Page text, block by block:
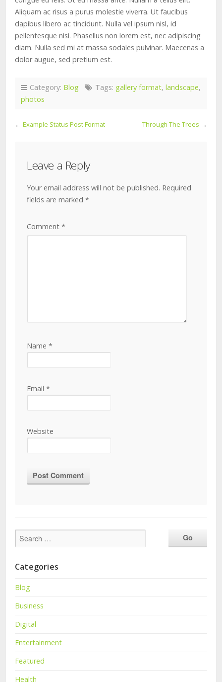
Aliquam ac risus a purus molestie viverra. Ut faucibus
dapibus libero ac tincidunt. Nulla vel ipsum nisl, id
pellentesque nisi. Phasellus non lorem est, nec adipiscing
diam. Nulla sed mi at massa sodales pulvinar. Maecenas a
dolor augue, sed pretium est.
Category: Blog Tags: gallery format, landscape,
photos
← Example Status Post Format Through The Trees →
Leave a Reply
Your email address will not be published. Required
fields are marked *
Comment *
Name *
Email *
Website
Categories
Blog
Business
Digital
Entertainment
Featured
Health